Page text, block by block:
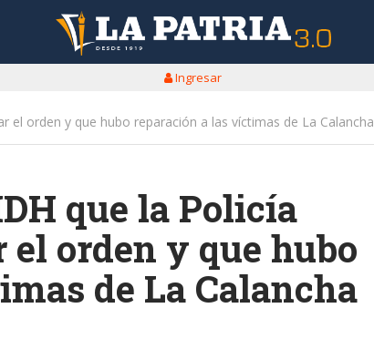
Ingresar
el orden y que hubo reparación a las víctimas de La Calancha
que la Policía
orden y que hubo
de La Calancha